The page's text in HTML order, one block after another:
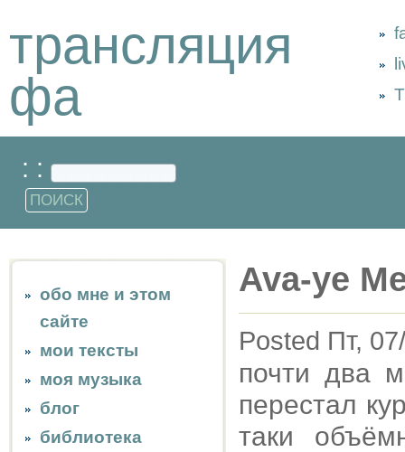
трансляция
фа
: :
обо мне и этом
сайте
мои тексты
моя музыка
блог
библиотека
Ava-ye
Posted Пт,
почти два
перестал
таки